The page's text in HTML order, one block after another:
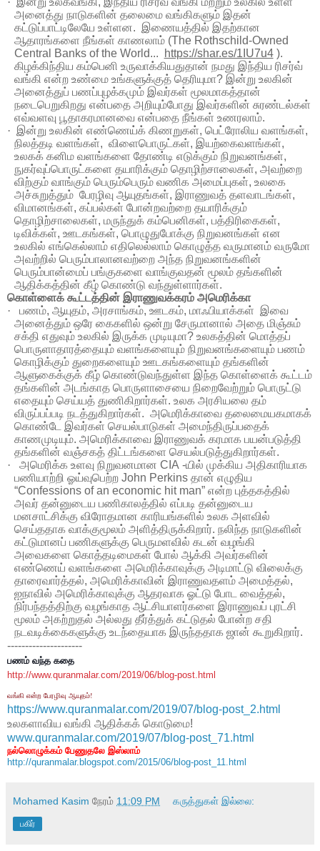
அனைத்து நாடுகளின் தலைமை வங்கிகளும் இதன்
கட்டுப்பாட்டிலேயே உள்ளன. இணையத்தில் இதற்கான
ஆதாரங்களை நீங்கள் காணலாம் (The Rothschild-Owned
Central Banks of the World...
https://shar.es/1IU7u4).
கிழக்கிந்திய கம்பெனி உருவாக்கியதுதான் நமது இந்திய ரிசர்வ்
வங்கி என்ற உண்மை உங்களுக்குத் தெரியுமா? இன்று உலகின்
அனைத்துப் பணப்புழக்கமும் இவர்கள் மூலமாகத்தான்
நடைபெறுகிறது என்பதை அறியும்போது இவர்களின் சுரண்டல்கள்
எவ்வளவு பூதாகரமானவை என்பதை நீங்கள் உணரலாம்.
· இன்று உலகின் எண்ணெய்க் கிணறுகள், பெட்ரோலிய வளங்கள்,
நிலத்தடி வளங்கள், விளைபொருட்கள், இயற்கைவளங்கள்,
உலகக் கனிம வளங்களை தோண்டி எடுக்கும் நிறுவனங்கள்,
நுகர்வுப்பொருட்களை தயாரிக்கும் தொழிற்சாலைகள், அவற்றை
விற்கும் வாங்கும் பெரும்பெரும் வணிக அமைப்புகள், உலகை
அச்சுறுத்தும் பேரழிவு ஆயுதங்கள், இராணுவத் தளவாடங்கள்,
விமானங்கள், கப்பல்கள் போன்றவற்றை தயாரிக்கும்
தொழிற்சாலைகள், மருந்துக் கம்பெனிகள், பத்திரிகைகள்,
டிவிக்கள், ஊடகங்கள், பொழுதுபோக்கு நிறுவனங்கள் என
உலகில் எங்கெல்லாம் எதிலெல்லாம் கொழுத்த வருமானம் வருமோ
அவற்றில் பெரும்பாலானவற்றை அந்த நிறுவனங்களின்
பெரும்பான்மைப் பங்குகளை வாங்குவதன் மூலம் தங்களின்
ஆதிக்கத்தின் கீழ் கொண்டு வந்துள்ளார்கள்.
கொள்ளைக் கூட்டத்தின் இராணுவக்கரம் அமெரிக்கா
·
பணம், ஆயுதம், அரசாங்கம், ஊடகம், மாஃபியாக்கள் இவை
அனைத்தும் ஒரே கைகளில் ஒன்று சேருமானால் அதை மிஞ்சும்
சக்தி எதுவும் உலகில் இருக்க முடியுமா? உலகத்தின் மொத்தப்
பொருளாதாரத்தையும் வளங்களையும் நிறுவனங்களையும் பணம்
கொழிக்கும் துறைகளையும் ஊடகங்களையும் தங்களின்
ஆளுகைக்குக் கீழ் கொண்டுவந்துள்ள இந்த கொள்ளைக் கூட்டம்
தங்களின் அடங்காத பொருளாசையை நிறைவேற்றும் பொருட்டு
எதையும் செய்யத் துணிகிறார்கள். உலக அரசியலை தம்
விருப்பப்படி நடத்துகிறார்கள். அமெரிக்காவை தலைமையகமாகக்
கொண்டே இவர்கள் செயல்பாடுகள் அமைந்திருப்பதைக்
காணமுடியும். அமெரிக்காவை இராணுவக் கரமாக பயன்படுத்தி
தங்களின் வஞ்சகத் திட்டங்களை செயல்படுத்துகிறார்கள்.
·
அமெரிக்க உளவு நிறுவனமான CI A -யில் முக்கிய அதிகாரியாக
பணியாற்றி ஓய்வுபெற்றJohn Perkins தான் எழுதிய
“Confessions of an economic hit man” என்ற புத்தகத்தில்
அவர் தன்னுடைய பணிகாலத்தில் எப்படி தன்னுடைய
மனசாட்சிக்கு விரோதமான காரியங்களில் உலக அளவில்
செய்ததாக வாக்குமூலம் அளித்திருக்கிறார். நலிந்த நாடுகளின்
கட்டுமானப் பணிகளுக்கு பெருமளவில் கடன் வழங்கி
அவைகளை கொத்தடிமைகள் போல் ஆக்கி அவர்களின்
எண்ணெய் வளங்களை அமெரிக்காவுக்கு அடிமாட்டு விலைக்கு
தாரைவார்த்தல், அமெரிக்காவின் இராணுவதளம் அமைத்தல்,
ஐநாவில் அமெரிக்காவுக்கு ஆதரவாக ஓட்டு போட வைத்தல்,
நிர்பந்தத்திற்கு வழங்காத ஆட்சியாளர்களை இராணுவப் புரட்சி
மூலம் அகற்றுதல் அல்லது தீர்த்துக் கட்டுதல் போன்ற சதி
நடவடிக்கைகளுக்கு உடந்தையாக இருந்ததாக ஜான் கூறுகிறார்.
---------------------
பணம் வந்த கதை
http://www.quranmalar.com/2019/06/blog-post.html
வங்கி என்ற பேரழிவு ஆயுதம்!
https://www.quranmalar.com/2019/07/blog-post_2.html
உலகளாவிய வங்கி ஆதிக்கக் கொடுமை!
www.quranmalar.com/2019/07/blog-post_71.html
நல்லொழுக்கம் பேணுதலே இஸ்லாம்
http://quranmalar.blogspot.com/2015/06/blog-post_11.html
Mohamed Kasim நேரம் 11:09 PM கருத்துகள் இல்லை:
பகிர்